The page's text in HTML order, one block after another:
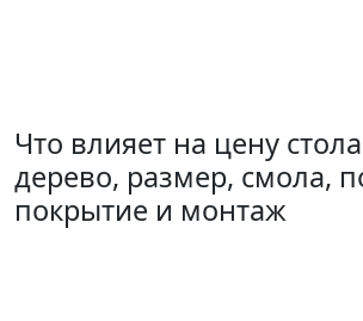
Что влияет на цену
дерево, размер, смола,
покрытие и монтаж